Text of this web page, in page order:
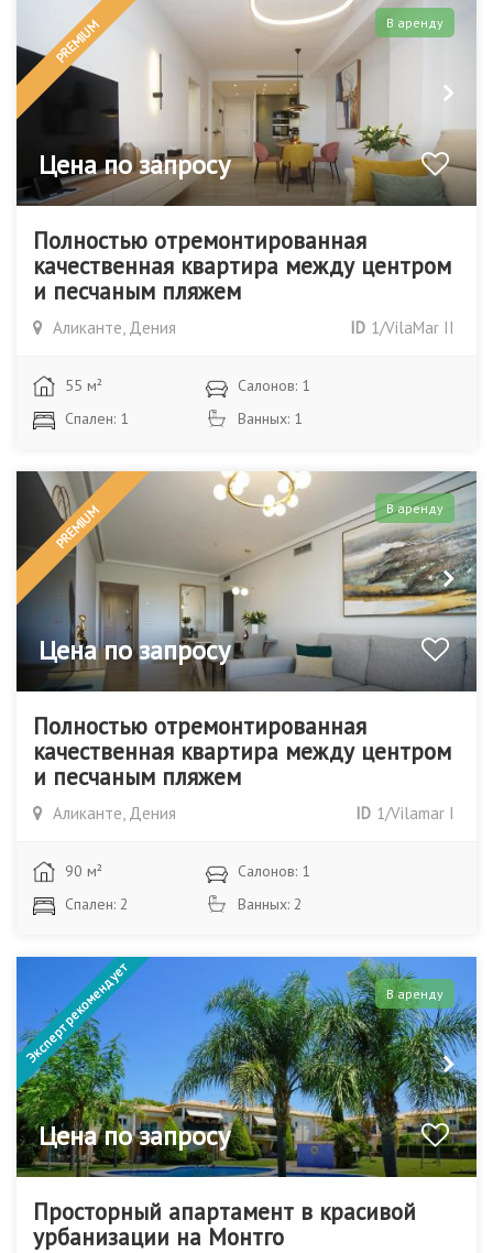
PREMIUM В аренду
Цена по запросу
Полностью отремонтированная
качественная квартира между центром
и песчаным пляжем
Аликанте, Дения ID 1/VilaMar II
55 м²
Салонов: 1
Спален: 1
Ванных: 1
PREMIUM В аренду
Цена по запросу
Полностью отремонтированная
качественная квартира между центром
и песчаным пляжем
Аликанте, Дения ID 1/Vilamar I
90 м²
Салонов: 1
Спален: 2
Ванных: 2
Эксперт рекомендует В аренду
Цена по запросу
Просторный апартамент в красивой
урбанизации на Монтго